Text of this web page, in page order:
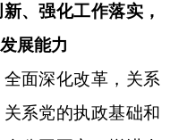
、强化工作落实，
展能力
面深化改革，关系
系党的执政基础和